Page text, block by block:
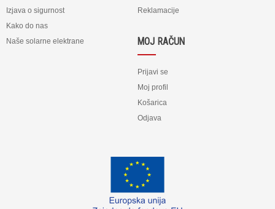
Izjava o sigurnost
Kako do nas
Naše solarne elektrane
Reklamacije
MOJ RAČUN
Prijavi se
Moj profil
Košarica
Odjava